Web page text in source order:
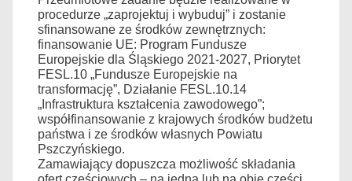
procedurze „zaprojektuj i wybuduj” i zostanie
sfinansowane ze środków zewnętrznych:
finansowanie UE: Program Fundusze
Europejskie dla Śląskiego 2021-2027, Priorytet
FESL.10 „Fundusze Europejskie na
transformację”, Działanie FESL.10.14
„Infrastruktura kształcenia zawodowego”;
współfinansowanie z krajowych środków budżetu
państwa i ze środków własnych Powiatu
Pszczyńskiego.
Zamawiający dopuszcza możliwość składania